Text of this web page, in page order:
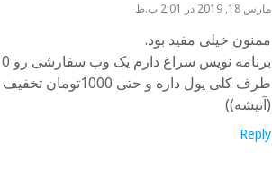
مارس 18, 2019 در 2:01 ب.ظ
ممنون خیلی مفید بود.
برنامه نویس سراغ دارم یک وب سفارشی رو 10 میلیون تومان درست میکنه
طرف کلی پول داره
(آتیشه))
Reply